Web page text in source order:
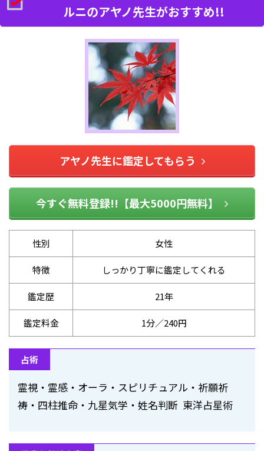
ルニのアヤノ先生がおすすめ!!
アヤノ先生に鑑定してもらう
今すぐ無料登録!!【最大5000円無料】
性別 女性
特徴 しっかり丁寧に鑑定してくれる
鑑定歴 21年
鑑定料金 1分／240円
占術
霊視・霊感・オーラ・スピリチュアル・祈願祈
祷・四柱推命・九星気学・姓名判断 東洋占星術